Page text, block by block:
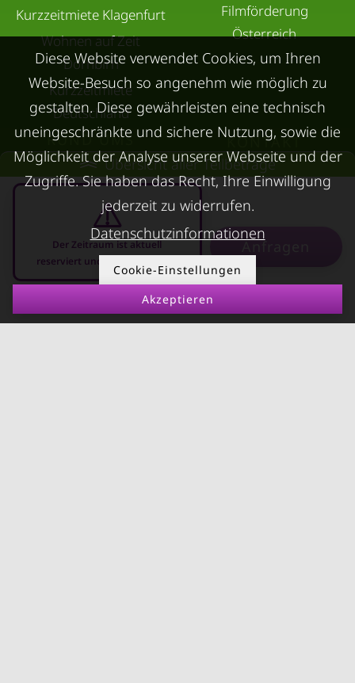
Übersicht aller Teilbeträge
Der Zeitraum ist aktuell
reserviert und nicht anfragbar
-
Anfragen
Kurzzeitmiete Klagenfurt
Wohnen auf Zeit
Dornbirn
Kurzzeitmiete
Deutschland
Filmförderung
Österreich
RUND UMS
VERMIETEN
FAQ Vermieter
Immobilie vermieten
Leerstandsabgabe
Ferienwohnung
Mietnomaden erkennen
KONTAKT
Über Kurzzeitmiete
Impressum
Datenschutz
AGB
Diese Website verwendet Cookies, um Ihren
Website-Besuch so angenehm wie möglich zu
gestalten. Diese gewährleisten eine technisch
uneingeschränkte und sichere Nutzung, sowie die
Möglichkeit der Analyse unserer Webseite und der
Zugriffe. Sie haben das Recht, Ihre Einwilligung
jederzeit zu widerrufen.
Datenschutzinformationen
Cookie-Einstellungen
Akzeptieren